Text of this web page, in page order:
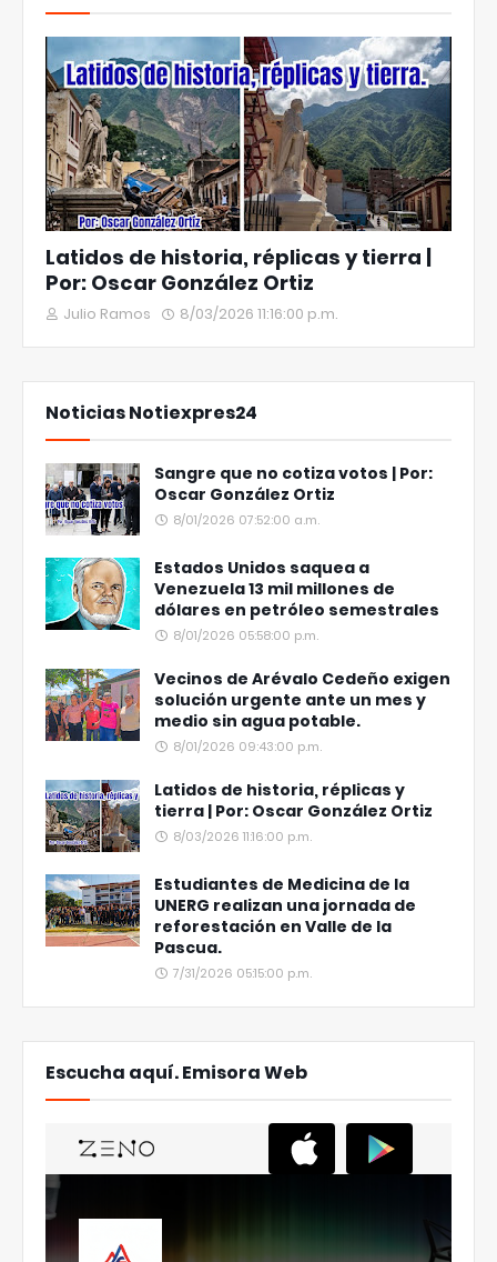
Latidos de historia, réplicas y tierra |
Por: Oscar González Ortiz
Julio Ramos 8/03/2026 11:16:00 p.m.
Noticias Notiexpres24
Sangre que no cotiza votos | Por:
Oscar González Ortiz
8/01/2026 07:52:00 a.m.
Estados Unidos saquea a
Venezuela 13 mil millones de
dólares en petróleo semestrales
8/01/2026 05:58:00 p.m.
Vecinos de Arévalo Cedeño exigen
solución urgente ante un mes y
medio sin agua potable.
8/01/2026 09:43:00 p.m.
Latidos de historia, réplicas y
tierra | Por: Oscar González Ortiz
8/03/2026 11:16:00 p.m.
Estudiantes de Medicina de la
UNERG realizan una jornada de
reforestación en Valle de la
Pascua.
7/31/2026 05:15:00 p.m.
Escucha aquí. Emisora Web